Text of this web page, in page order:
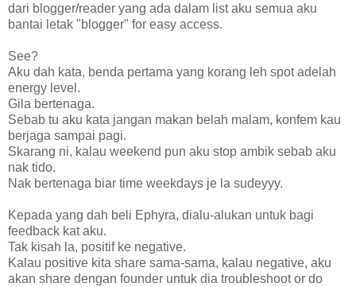
dari blogger/reader yang ada dalam list aku semua aku
bantai letak "blogger" for easy access.
See?
Aku dah kata, benda pertama yang korang leh spot adelah
energy level.
Gila bertenaga.
Sebab tu aku kata jangan makan belah malam, konfem kau
berjaga sampai pagi.
Skarang ni, kalau weekend pun aku stop ambik sebab aku
nak tido.
Nak bertenaga biar time weekdays je la sudeyyy.
Kepada yang dah beli Ephyra, dialu-alukan untuk bagi
feedback kat aku.
Tak kisah la, positif ke negative.
Kalau positive kita share sama-sama, kalau negative, aku
akan share dengan founder untuk dia troubleshoot or do